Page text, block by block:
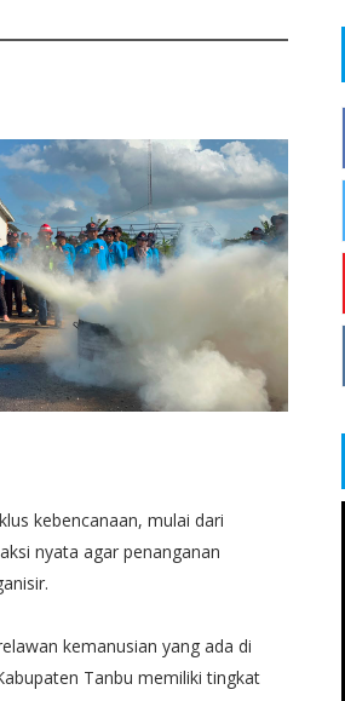
kebencanaan, mulai dari
nyata agar penanganan
kemanusian yang ada di
Tanbu memiliki tingkat